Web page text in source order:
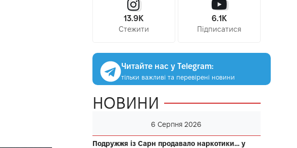
13.9K
Стежити
6.1K
Підписатися
Читайте нас у Telegram:
тільки важливі та перевірені новини
НОВИНИ
6 Серпня 2026
Подружжя із Сарн продавало наркотики… у